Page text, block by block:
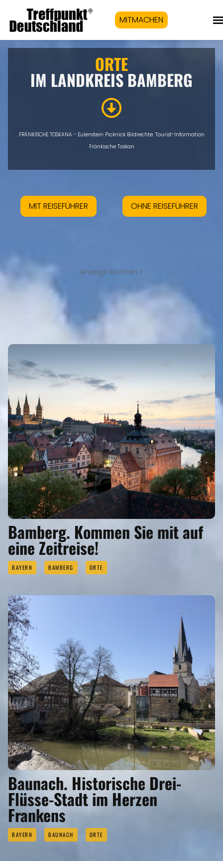
MITMACHEN
ORTE
IM LANDKREIS BAMBERG
FRÄNKISCHE TOSKANA - Eulenstein Picknick Bildrechte: Tourist-Information
Fränkische Toskan
MIT REISEFÜHRER OHNE REISEFÜHRER
Anzeige buchen >
ORTE MIT REISEFÜHRER
Bamberg. Kommen Sie mit auf
eine Zeitreise!
BAYERN BAMBERG ORTE
Baunach. Historische Drei-
Flüsse-Stadt im Herzen
Frankens
BAYERN BAUNACH ORTE